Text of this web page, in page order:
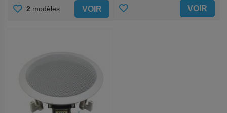
AJOUTER
2 modèles VOIR AJOUTER VOIR